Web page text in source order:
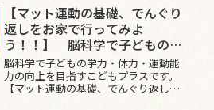
る』【運動保育士会】です。皆さまも、
お子さんの注意力を高めるために、環...
【マット運動の基礎、でんぐり
返しをお家で行ってみよ
う！！】 脳科学で子どもの学
力・体力・運動能力の向上
脳科学で子どもの学力・体力・運動能
力の向上を目指すこどもプラスです。
【マット運動の基礎、でんぐり返しを
お家で行ってみよう！！】こんにち